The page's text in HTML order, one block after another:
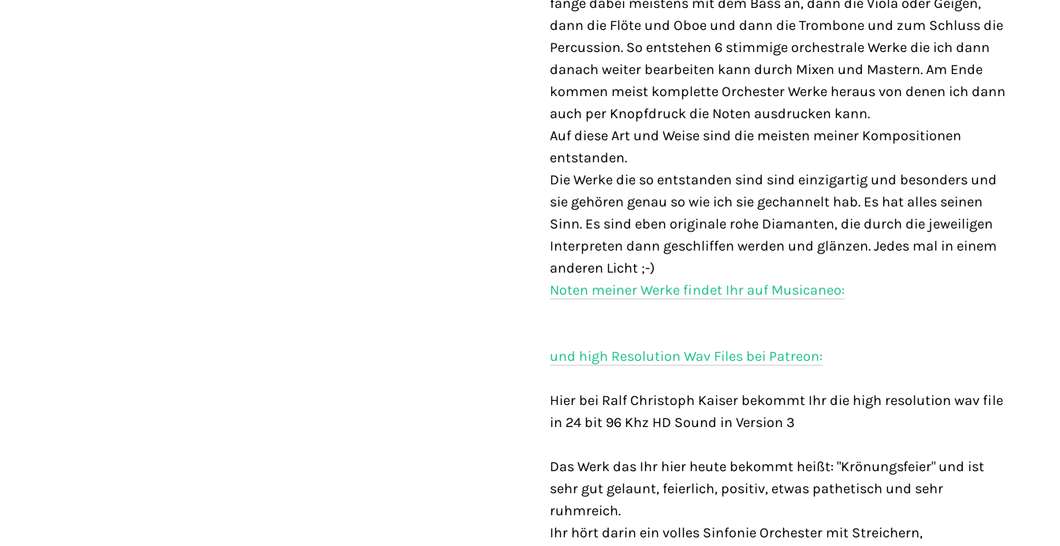
fange dabei meistens mit dem Bass an, dann die Viola oder Geigen,
dann die Flöte und Oboe und dann die Trombone und zum Schluss die
Percussion. So entstehen 6 stimmige orchestrale Werke die ich dann
danach weiter bearbeiten kann durch Mixen und Mastern. Am Ende
kommen meist komplette Orchester Werke heraus von denen ich dann
auch per Knopfdruck die Noten ausdrucken kann.
Auf diese Art und Weise sind die meisten meiner Kompositionen
entstanden.
Die Werke die so entstanden sind sind einzigartig und besonders und
sie gehören genau so wie ich sie gechannelt hab. Es hat alles seinen
Sinn. Es sind eben originale rohe Diamanten, die durch die jeweiligen
Interpreten dann geschliffen werden und glänzen. Jedes mal in einem
anderen Licht ;-)
Noten meiner Werke findet Ihr auf Musicaneo:
und high Resolution Wav Files bei Patreon:
Hier bei Ralf Christoph Kaiser bekommt Ihr die high resolution wav file
in 24 bit 96 Khz HD Sound in Version 3
Das Werk das Ihr hier heute bekommt heißt: "Krönungsfeier" und ist
sehr gut gelaunt, feierlich, positiv, etwas pathetisch und sehr
ruhmreich.
Ihr hört darin ein volles Sinfonie Orchester mit Streichern,